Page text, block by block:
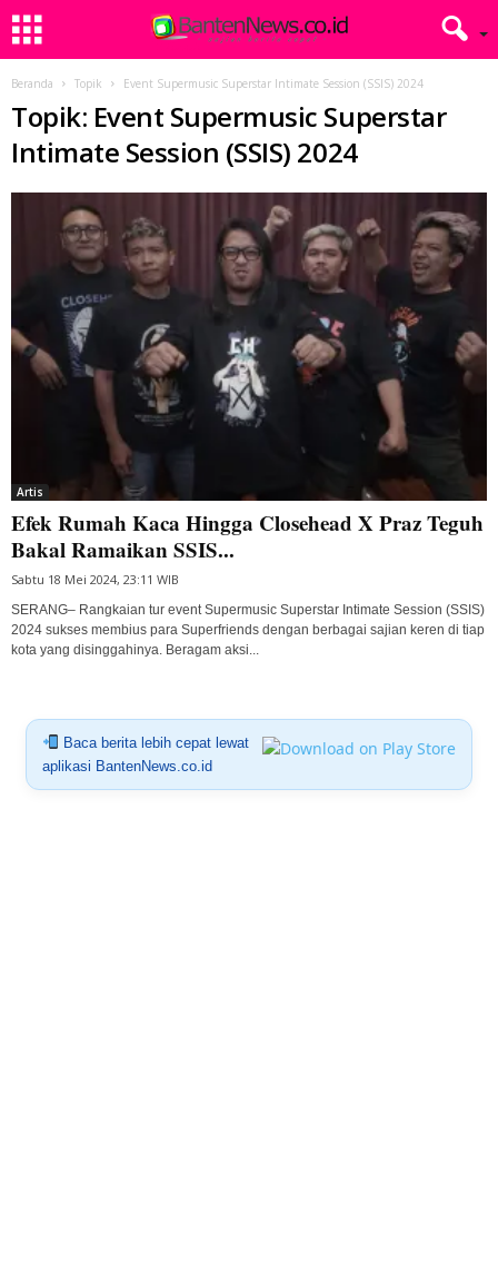
Beranda Topik Event Supermusic Superstar Intimate Session (SSIS) 2024
Topik: Event Supermusic Superstar
Intimate Session (SSIS) 2024
Artis
Efek Rumah Kaca Hingga Closehead X Praz Teguh
Bakal Ramaikan SSIS...
Sabtu 18 Mei 2024, 23:11 WIB
SERANG– Rangkaian tur event Supermusic Superstar Intimate Session (SSIS)
2024 sukses membius para Superfriends dengan berbagai sajian keren di tiap
kota yang disinggahinya. Beragam aksi...
Baca berita lebih cepat lewat
aplikasi BantenNews.co.id